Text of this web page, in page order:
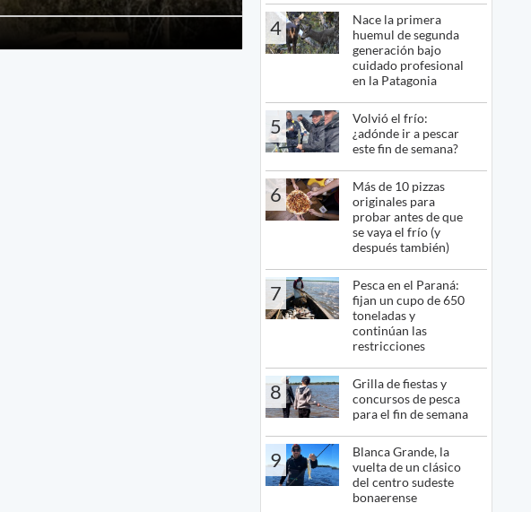
4
Nace la primera
huemul de segunda
generación bajo
cuidado profesional
en la Patagonia
5
Volvió el frío:
¿adónde ir a pescar
este fin de semana?
6
Más de 10 pizzas
originales para
probar antes de que
se vaya el frío (y
después también)
7
Pesca en el Paraná:
fijan un cupo de 650
toneladas y
continúan las
restricciones
8
Grilla de fiestas y
concursos de pesca
para el fin de semana
9
Blanca Grande, la
vuelta de un clásico
del centro sudeste
bonaerense